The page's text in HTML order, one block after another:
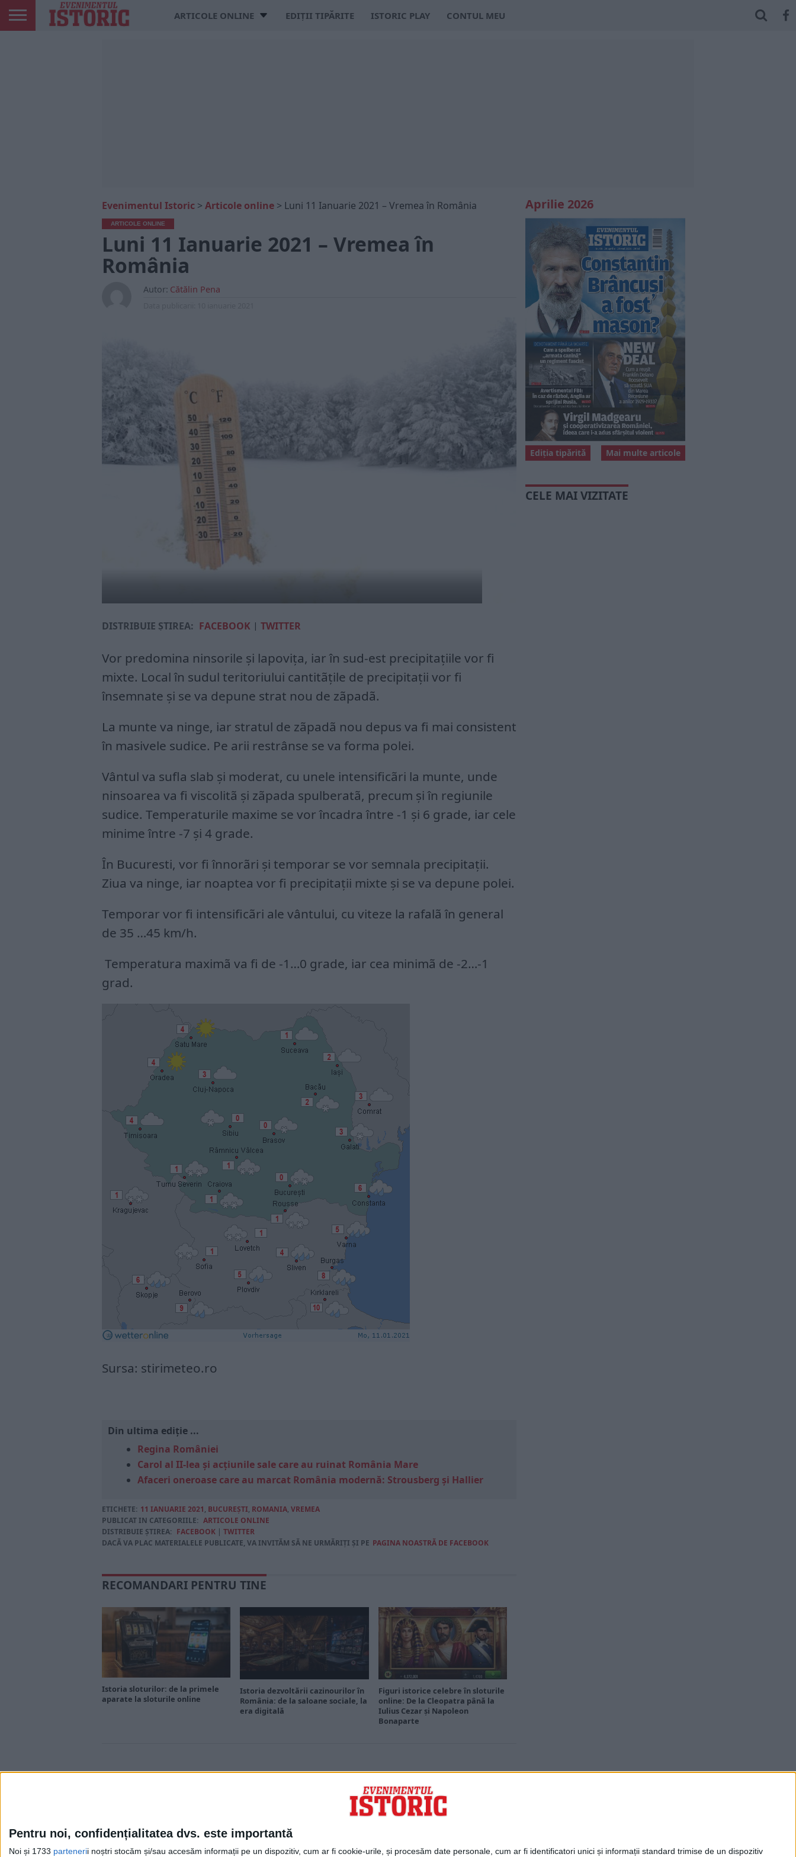
Pentru noi, confidențialitatea dvs. este importantă
Noi și 1733 partenerii noștri stocăm și/sau accesăm informații pe un dispozitiv, cum ar fi cookie-urile, și procesăm date personale, cum ar fi identificatori unici și informații standard trimise de un dispozitiv
ARTICOLE ONLINE EDIȚII TIPĂRITE ISTORIC PLAY CONTUL MEU
Evenimentul Istoric > Articole online > Luni 11 Ianuarie 2021 – Vremea în România
ARTICOLE ONLINE
Luni 11 Ianuarie 2021 – Vremea în
România
Autor: Cătălin Pena
DISTRIBUIE ȘTIREA: FACEBOOK | TWITTER
Vor predomina ninsorile şi lapoviţa, iar în sud-est precipitaţiile vor fi
mixte. Local în sudul teritoriului cantitãţile de precipitaţii vor fi
însemnate şi se va depune strat nou de zãpadã.
La munte va ninge, iar stratul de zãpadã nou depus va fi mai consistent
în masivele sudice. Pe arii restrânse se va forma polei.
Vântul va sufla slab şi moderat, cu unele intensificãri la munte, unde
ninsoarea va fi viscolitã şi zãpada spulberatã, precum şi în regiunile
sudice. Temperaturile maxime se vor încadra între -1 şi 6 grade, iar cele
minime între -7 şi 4 grade.
În Bucuresti, vor fi înnorãri şi temporar se vor semnala precipitaţii.
Ziua va ninge, iar noaptea vor fi precipitaţii mixte şi se va depune polei.
Temporar vor fi intensificãri ale vântului, cu viteze la rafalã în general
de 35 …45 km/h.
Temperatura maximã va fi de -1…0 grade, iar cea minimã de -2…-1
grad.
Sursa: stirimeteo.ro
Din ultima ediție ...
Regina României
Carol al II-lea și acțiunile sale care au ruinat România Mare
Afaceri oneroase care au marcat România modernă: Strousberg și Hallier
ETICHETE: 11 IANUARIE 2021, BUCUREŞTI, ROMANIA, VREMEA
PUBLICAT IN CATEGORIILE: ARTICOLE ONLINE
DISTRIBUIE ȘTIREA: FACEBOOK | TWITTER
DACĂ VA PLAC MATERIALELE PUBLICATE, VA INVITĂM SĂ NE URMĂRIȚI ȘI PE PAGINA NOASTRĂ DE FACEBOOK
RECOMANDARI PENTRU TINE
Istoria sloturilor: de la primele
aparate la sloturile online
Istoria dezvoltării cazinourilor în
România: de la saloane sociale, la
era digitală
Figuri istorice celebre în sloturile
online: De la Cleopatra până la
Iulius Cezar și Napoleon
Bonaparte
Aprilie 2026
Mai multe articole
Ediția tipărită
CELE MAI VIZITATE
Evenimentul Zilei
Doctorul Zilei
Infofinanciar